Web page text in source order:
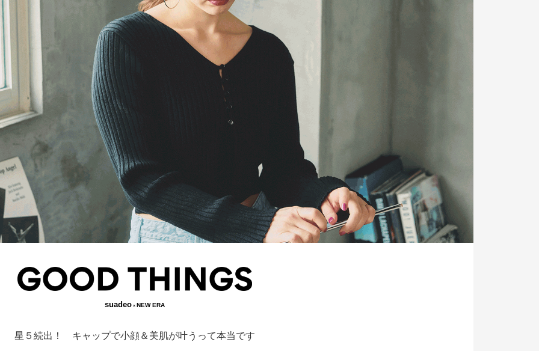
suadeo × NEW ERA
星５続出！ キャップで小顔＆美肌が叶うって本当です